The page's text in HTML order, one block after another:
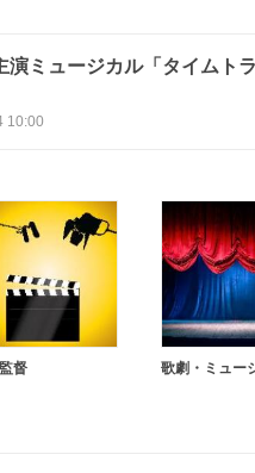
ミュージカル「タイムト
10:00
督 歌劇・ミュー